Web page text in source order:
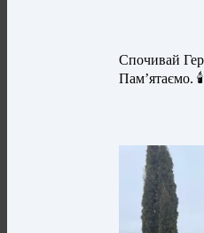
Спочивай